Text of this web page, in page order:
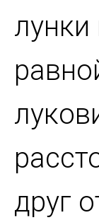
лунки
друг